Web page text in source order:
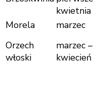
kwietnia
Morela marzec
Orzech
włoski
marzec –
kwiecień